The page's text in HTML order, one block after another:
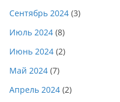
Сентябрь 2024 (3)
Июль 2024 (8)
Июнь 2024 (2)
Май 2024 (7)
Апрель 2024 (2)